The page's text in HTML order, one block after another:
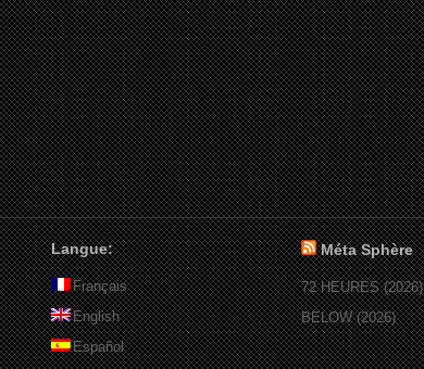
Langue:
Français
English
Español
Méta Sphère
72 HEURES (2026)
BELOW (2026)